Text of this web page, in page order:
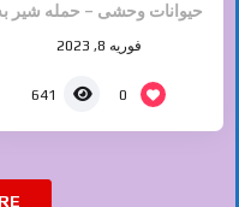
حیوانات وحشی – حمله شیر
فوریه 8, 2023
0
641